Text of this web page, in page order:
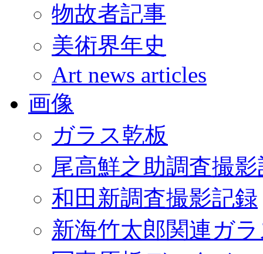
物故者記事
美術界年史
Art news articles
画像
ガラス乾板
尾高鮮之助調査撮
和田新調査撮影記録
新海竹太郎関連ガ